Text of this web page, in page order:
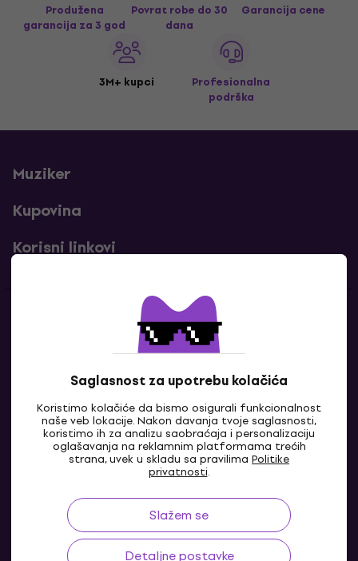
Saglasnost za upotrebu kolačića
Koristimo kolačiće da bismo osigurali funkcionalnost
naše veb lokacije. Nakon davanja tvoje saglasnosti,
koristimo ih za analizu saobraćaja i personalizaciju
oglašavanja na reklamnim platformama trećih
strana, uvek u skladu sa pravilima Politike
privatnosti.
Slažem se
Detaljne postavke
Produžena
garancija za 3 god
Povrat robe do 30
dana
Garancija cene
3M+ kupci
Profesionalna
podrška
Muziker
Kupovina
Korisni linkovi
Kontakti
Kontaktiraj nas
BA